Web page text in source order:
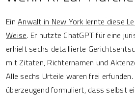
Ein Anwalt in New York lernte diese
Weise. Er nutzte ChatGPT für eine
erhielt sechs detaillierte
mit Zitaten, Richternamen und
Alle sechs Urteile waren frei
überzeugend formuliert, dass selbst